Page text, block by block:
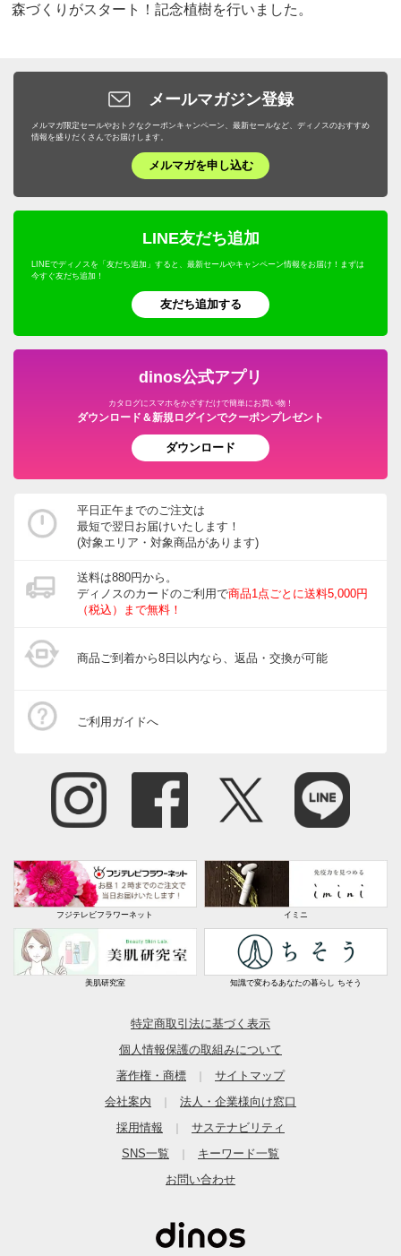
森づくりがスタート！記念植樹を行いました。
メールマガジン登録
メルマガ限定セールやおトクなクーポンキャンペーン、最新セールなど、ディノスのおすすめ
情報を盛りだくさんでお届けします。
メルマガを申し込む
LINE友だち追加
LINEでディノスを「友だち追加」すると、最新セールやキャンペーン情報をお届け！まずは
今すぐ友だち追加！
友だち追加する
dinos公式アプリ
カタログにスマホをかざすだけで簡単にお買い物！
ダウンロード＆新規ログインでクーポンプレゼント
ダウンロード
平日正午までのご注文は
最短で翌日お届けいたします！
(対象エリア・対象商品があります)
送料は880円から。
ディノスのカードのご利用で商品1点ごとに送料5,000円
（税込）まで無料！
商品ご到着から8日以内なら、返品・交換が可能
ご利用ガイドへ
フジテレビフラワーネット イミニ
美肌研究室 知識で変わるあなたの暮らし ちそう
特定商取引法に基づく表示
個人情報保護の取組みについて
著作権・商標
サイトマップ
会社案内
法人・企業様向け窓口
採用情報
サステナビリティ
SNS一覧
キーワード一覧
お問い合わせ